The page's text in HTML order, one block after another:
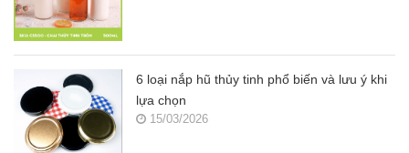
6 loại nắp hũ thủy tinh phổ biến và lưu ý khi
lựa chọn
15/03/2026